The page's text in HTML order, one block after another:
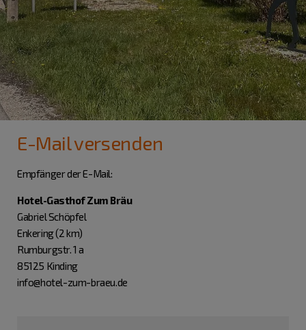
E-Mail versenden
Empfänger der E-Mail:
Hotel-Gasthof Zum Bräu
Gabriel Schöpfel
Enkering (2 km)
Rumburgstr. 1 a
85125 Kinding
info@hotel-zum-braeu.de